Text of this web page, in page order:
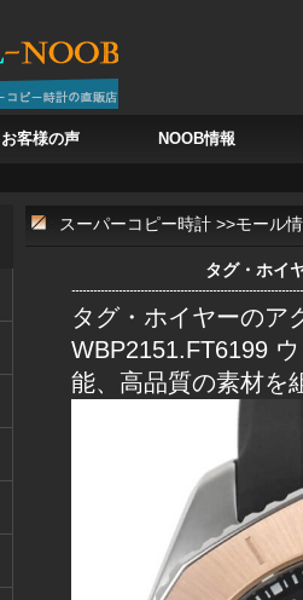
お客様の声 NOOB情報
スーパーコピー時計 >>モール
タグ・ホイ
タグ・ホイヤーのア
WBP2151.FT6199
能、高品質の素材を